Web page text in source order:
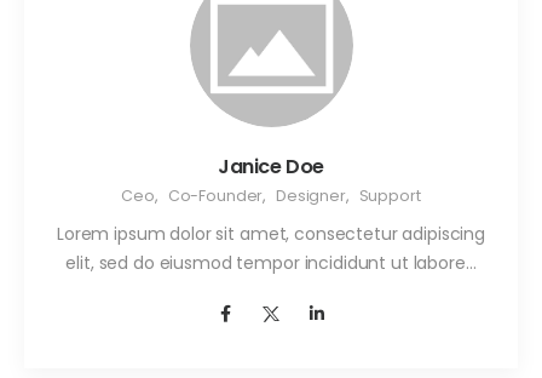
Janice Doe
Ceo, Co-Founder, Designer, Support
Lorem ipsum dolor sit amet, consectetur adipiscing
elit, sed do eiusmod tempor incididunt ut labore…